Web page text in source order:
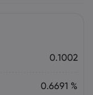
0.1002
0.6691 %